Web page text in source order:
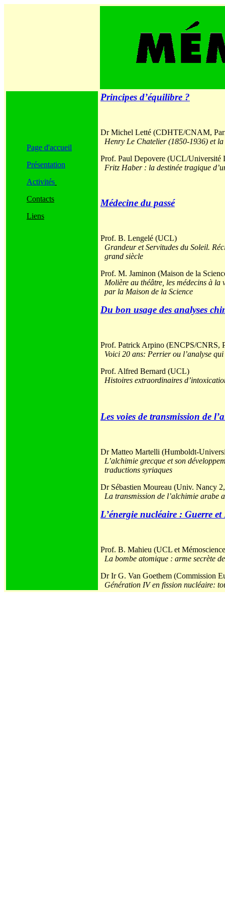
Page d'accueil
Présentation
Activités
Contacts
Liens
Principes d’équilibre ?
Dr Michel Letté (CDHTE/CNAM,
Henry Le Chatelier (1850-1936) et
Prof. Paul Depovere (UCL/Université
Fritz Haber : la destinée tragique
Médecine du passé
Prof. B. Lengelé (UCL)
Grandeur et Servitudes du Soleil.
grand siècle
Prof. M. Jaminon (Maison de la
Molière au théâtre, les médecins à
par la Maison de la Science
Du bon usage des analyses
Prof. Patrick Arpino (ENCPS/CNRS,
Voici 20 ans: Perrier ou l’analyse
Prof. Alfred Bernard (UCL)
Histoires extraordinaires
Les voies de transmission de
Dr Matteo Martelli (Humboldt-
L’alchimie grecque et son
traductions syriaques
Dr Sébastien Moureau (Univ. Nancy
La transmission de l’alchimie arabe
L’énergie nucléaire : Guerre
Prof. B. Mahieu (UCL et
La bombe atomique : arme secrète
Dr Ir G. Van Goethem (Commission
Génération IV en fission nucléaire: